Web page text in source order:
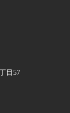
目57